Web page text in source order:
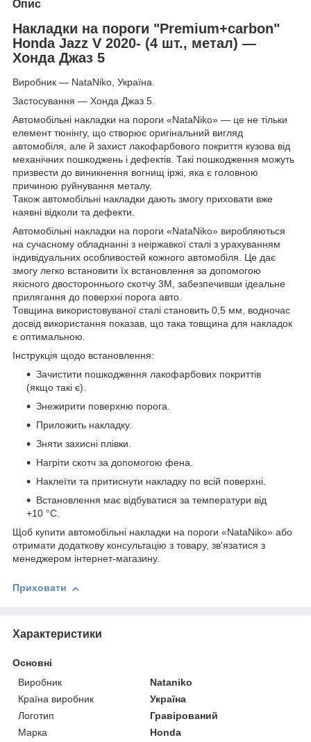
Опис
Накладки на пороги "Premium+carbon"
Honda Jazz V 2020- (4 шт., метал) —
Хонда Джаз 5
Виробник — NataNiko, Україна.
Застосування — Хонда Джаз 5.
Автомобільні накладки на пороги «NataNiko» — це не тільки
елемент тюнінгу, що створює оригінальний вигляд
автомобіля, але й захист лакофарбового покриття кузова від
механічних пошкоджень і дефектів. Такі пошкодження можуть
призвести до виникнення вогнищ іржі, яка є головною
причиною руйнування металу.
Також автомобільні накладки дають змогу приховати вже
наявні відколи та дефекти.
Автомобільні накладки на пороги «NataNiko» виробляються
на сучасному обладнанні з неіржавкої сталі з урахуванням
індивідуальних особливостей кожного автомобіля. Це дає
змогу легко встановити їх встановлення за допомогою
якісного двостороннього скотчу 3M, забезпечивши ідеальне
прилягання до поверхні порога авто.
Товщина використовуваної сталі становить 0,5 мм, водночас
досвід використання показав, що така товщина для накладок
є оптимальною.
Інструкція щодо встановлення:
Зачистити пошкодження лакофарбових покриттів
(якщо такі є).
Знежирити поверхню порога.
Приложить накладку.
Зняти захисні плівки.
Нагріти скотч за допомогою фена.
Наклеїти та притиснути накладку по всій поверхні.
Встановлення має відбуватися за температури від
+10 °C.
Щоб купити автомобільні накладки на пороги «NataNiko» або
отримати додаткову консультацію з товару, зв'язатися з
менеджером інтернет-магазину.
Приховати
Характеристики
Основні
Виробник
Nataniko
Країна виробник
Україна
Логотип
Гравірований
Марка
Honda